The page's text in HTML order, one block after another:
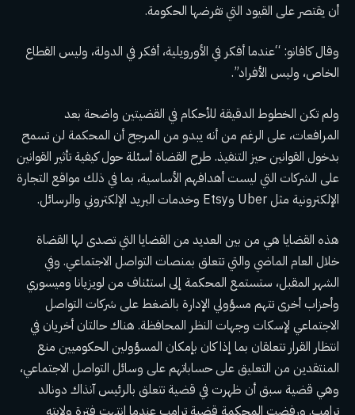
أن يقتصر على القيود التي تفرضها الحكومة.
وقال كافانو: “عندما أفكر في الأورويلية، أفكر في الدولة، وليس القطاع
الخاص، وليس الأفراد”.
ولم تكن الخطوط الدقيقة للأحكام في القضيتين واضحة بعد
المرافعات، على الرغم من أنه يبدو من المرجح أن المحكمة لن تسمح
بدخول القوانين حيز التنفيذ. طرح القضاة أسئلة حول كيفية تأثير القوانين
على الشركات التي ليست أهدافهم الأساسية، بما في ذلك مواقع التجارة
الإلكترونية مثل Uber وEtsy وخدمات البريد الإلكتروني والرسائل.
هذه القضايا هي من بين العديد من القضايا التي تصدى لها القضاة
خلال العام الماضي والتي تتعلق بمنصات التواصل الاجتماعي. وفي
الشهر المقبل، ستستمع المحكمة إلى استئناف من لويزيانا وميسوري
وأحزاب أخرى تتهم مسؤولي الإدارة بالضغط على شركات التواصل
الاجتماعي لإسكات وجهات النظر المحافظة. هناك حالتان أخريان في
انتظار القرار تتعلقان بما إذا كان بإمكان المسؤولين الحكوميين منع
المنتقدين من التعليق على حساباتهم على وسائل التواصل الاجتماعي،
وهي قضية سبق أن ظهرت في قضية تتعلق بالرئيس آنذاك دونالد
ترامب. ورفضت المحكمة قضية ترامب عندما انتهت فترة ولايته